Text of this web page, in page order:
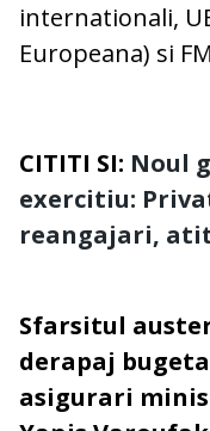
internationali,
Europeana) si
CITITI SI: Noul
exercitiu:
reangajari,
Sfarsitul
derapaj
asigurari